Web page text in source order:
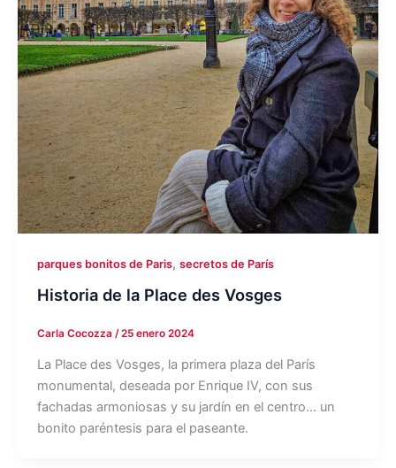
parques bonitos de Paris, secretos de París
Historia de la Place des Vosges
Carla Cocozza /25 enero 2024
La Place des Vosges, la primera plaza del París
monumental, deseada por Enrique IV, con sus
fachadas armoniosas y su jardín en el centro… un
bonito paréntesis para el paseante.